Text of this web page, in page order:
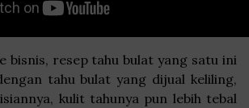
bisnis, resep tahu bulat yang satu ini
tahu bulat yang dijual keliling,
kulit tahunya pun lebih tebal